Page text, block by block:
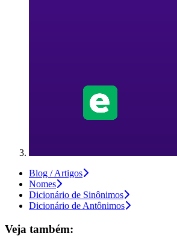
Blog / Artigos
Nomes
Dicionário de Sinônimos
Dicionário de Antônimos
Veja também: